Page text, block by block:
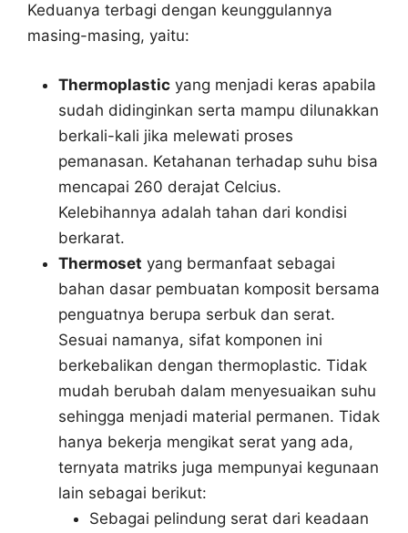
Keduanya terbagi dengan keunggulannya
masing-masing, yaitu:
Thermoplastic yang menjadi keras apabila
sudah didinginkan serta mampu dilunakkan
berkali-kali jika melewati proses
pemanasan. Ketahanan terhadap suhu bisa
mencapai 260 derajat Celcius.
Kelebihannya adalah tahan dari kondisi
berkarat.
Thermoset yang bermanfaat sebagai
bahan dasar pembuatan komposit bersama
penguatnya berupa serbuk dan serat.
Sesuai namanya, sifat komponen ini
berkebalikan dengan thermoplastic. Tidak
mudah berubah dalam menyesuaikan suhu
sehingga menjadi material permanen. Tidak
hanya bekerja mengikat serat yang ada,
ternyata matriks juga mempunyai kegunaan
lain sebagai berikut:
Sebagai pelindung serat dari keadaan